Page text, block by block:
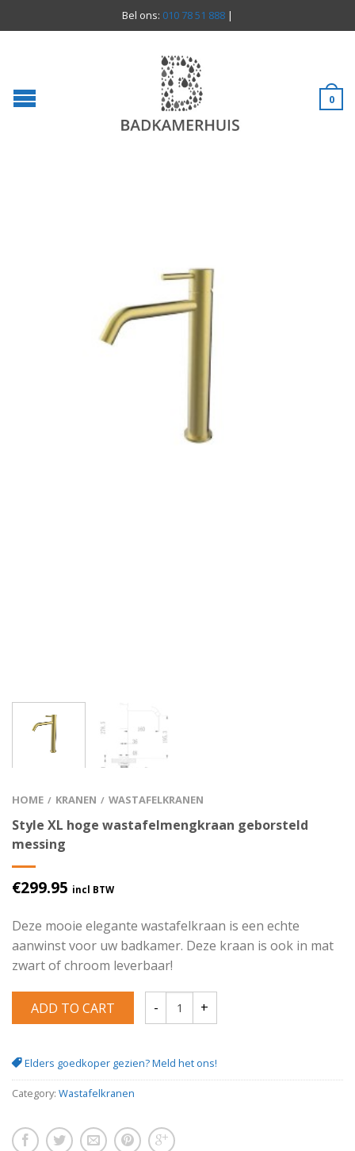
Bel ons: 010 78 51 888 |
0
HOME / KRANEN / WASTAFELKRANEN
Style XL hoge wastafelmengkraan geborsteld
messing
€299.95 incl BTW
Deze mooie elegante wastafelkraan is een echte
aanwinst voor uw badkamer. Deze kraan is ook in mat
zwart of chroom leverbaar!
ADD TO CART
Elders goedkoper gezien? Meld het ons!
Category: Wastafelkranen